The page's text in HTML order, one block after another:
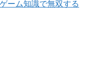
ーム知識で無双する